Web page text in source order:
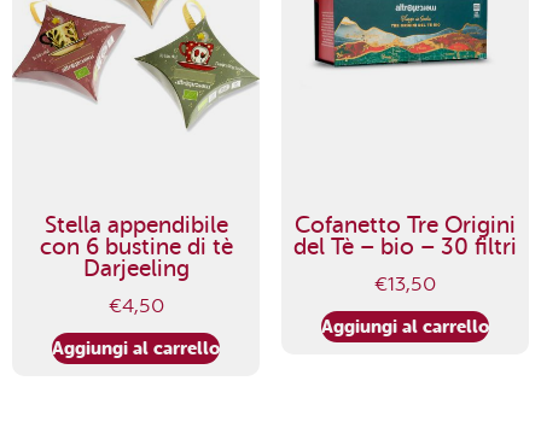
Stella appendibile
con 6 bustine di tè
Darjeeling
€4,50
Aggiungi al carrello
Cofanetto Tre Origini
del Tè – bio – 30 filtri
€13,50
Aggiungi al carrello